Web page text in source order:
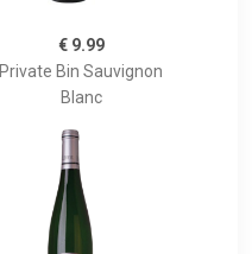
€ 9.99
Private Bin Sauvignon
Blanc